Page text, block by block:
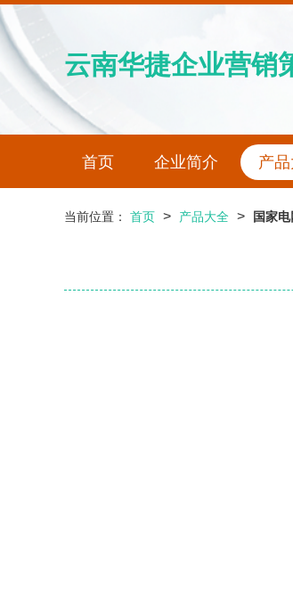
云南华捷企业营销
首页 企业简介 产
当前位置： 首页 > 产品大全 > 国家